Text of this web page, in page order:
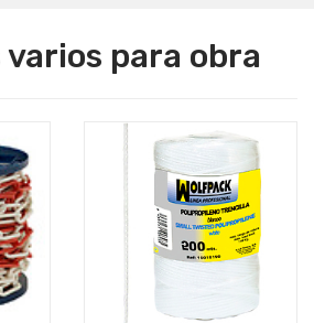
para obra